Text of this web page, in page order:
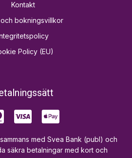
Kontakt
bokningsvillkor
Policy (EU)
med Svea Bank (publ) och
säkra betalningar med kort och